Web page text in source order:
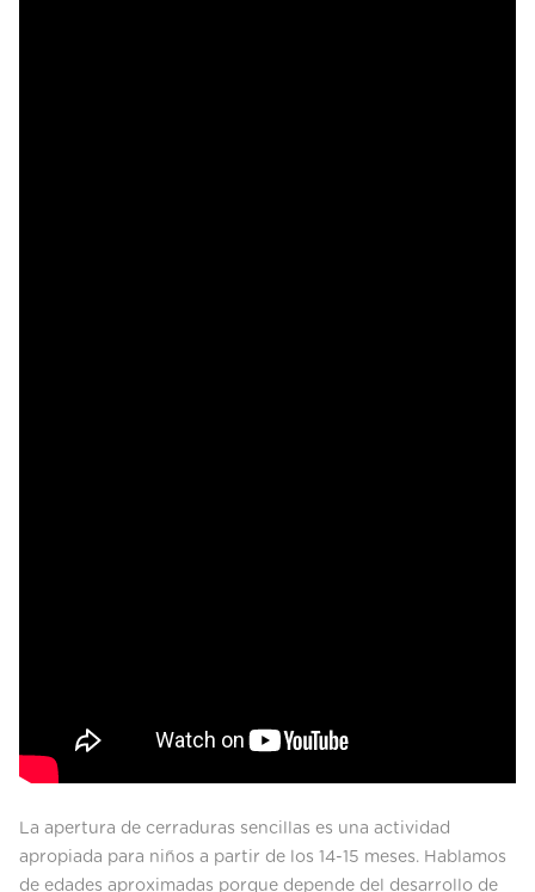
La apertura de cerraduras sencillas es una actividad
apropiada para niños a partir de los 14-15 meses. Hablamos
de edades aproximadas porque depende del desarrollo de